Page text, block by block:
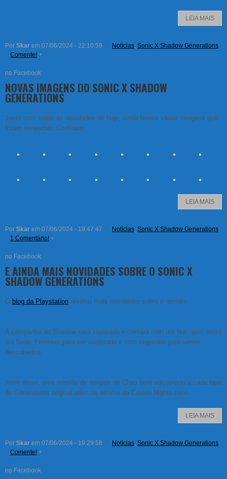
LEIA MAIS
Por Skar em 07/06/2024 - 22:10:59 Notícias, Sonic X Shadow Generations
Comente! +
no Facebook
NOVAS IMAGENS DO SONIC X SHADOW
GENERATIONS
Junto com todas as novidades de hoje, ainda temos várias imagens que
foram reveladas. Confiram:
LEIA MAIS
Por Skar em 07/06/2024 - 19:47:47 Notícias, Sonic X Shadow Generations
1 Comentário! +
no Facebook
E AINDA MAIS NOVIDADES SOBRE O SONIC X
SHADOW GENERATIONS
O blog da Playstation revelou mais novidades sobre o remake.
A campanha do Shadow será separada e contará com um hub open world
alá Sonic Frontiers para ser explorado e com segredos para serem
descobertos:
Além disso, uma missão de resgate de Chao será adicionada a cada fase
do Generations original além do retorno da Casino Nights zone.
LEIA MAIS
Por Skar em 07/06/2024 - 19:29:58 Notícias, Sonic X Shadow Generations
Comente! +
no Facebook